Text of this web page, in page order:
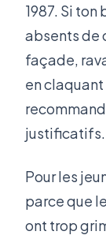
1987. Si
absents de
façade,
en
justificatifs.
Pour les
parce que
ont trop